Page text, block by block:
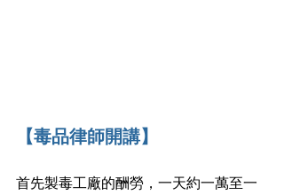
【毒品律師開講】
首先製毒工廠的酬勞，一天約一萬至一